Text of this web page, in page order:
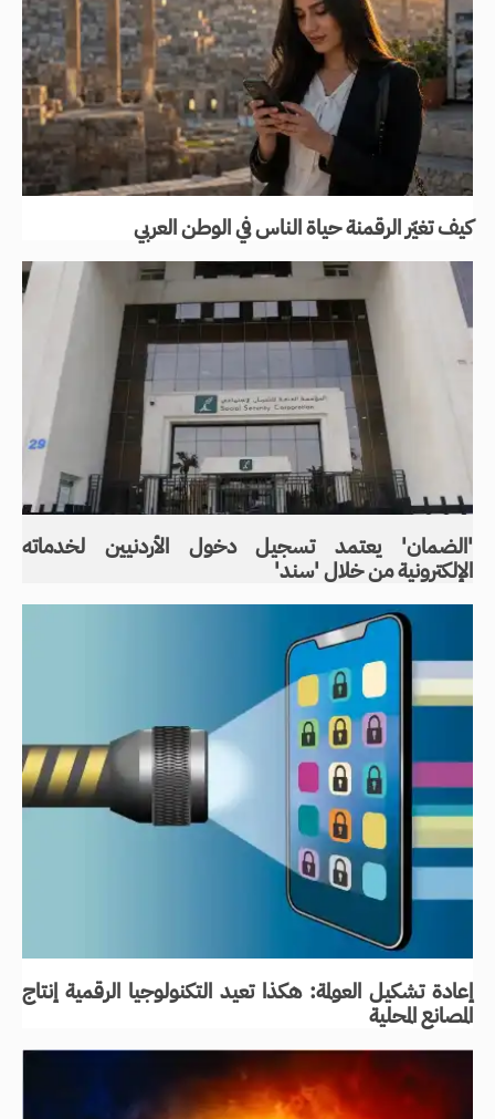
كيف تغيّر الرقمنة حياة الناس في الوطن العربي
'الضمان' يعتمد تسجيل دخول الأردنيين لخدماته
الإلكترونية من خلال 'سند'
إعادة تشكيل العولمة: هكذا تعيد التكنولوجيا الرقمية إنتاج
المصانع المحلية